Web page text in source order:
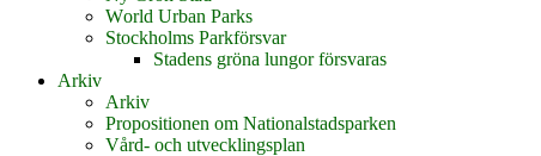
World Urban Parks
Stockholms Parkförsvar
Stadens gröna lungor försvaras
Arkiv
Arkiv
Propositionen om Nationalstadsparken
Vård- och utvecklingsplan